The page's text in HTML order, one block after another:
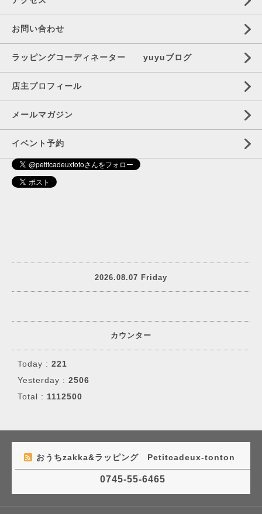
お問い合わせ
ラッピングコーディネーター yuyuブログ
店主プロフィール
メールマガジン
イベント予約
2026.08.07 Friday
カウンター
Today : 221
Yesterday : 2506
Total : 1112500
おうちzakka&ラッピング Petitcadeux-tonton
0745-55-6465